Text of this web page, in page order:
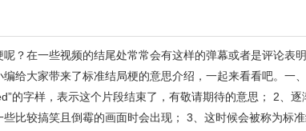
？在一些视频的结尾处常常会有这样的弹幕或者是评论
编给大家带来了标准结局梗的意思介绍，一起来看看吧。
的字样，表示这个片段结束了，有敬请期待的意思； 2、
些比较搞笑且倒霉的画面时会出现； 3、这时候会被称为标